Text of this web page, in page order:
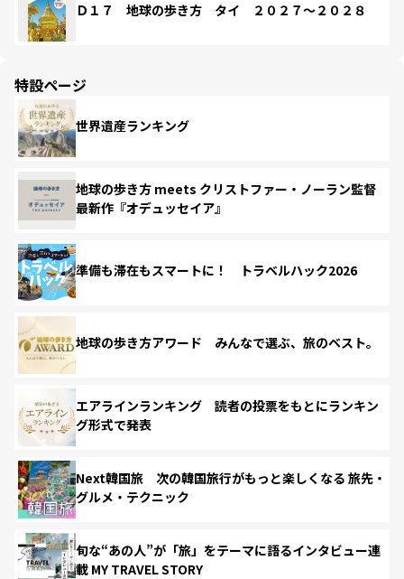
Ｄ１７ 地球の歩き方 タイ ２０２７～２０２８
特設ページ
世界遺産ランキング
地球の歩き方 meets クリストファー・ノーラン監督
最新作『オデュッセイア』
準備も滞在もスマートに！ トラベルハック2026
地球の歩き方アワード みんなで選ぶ、旅のベスト。
エアラインランキング 読者の投票をもとにランキン
グ形式で発表
Next韓国旅 次の韓国旅行がもっと楽しくなる 旅先・
グルメ・テクニック
旬な“あの人”が「旅」をテーマに語るインタビュー連
載 MY TRAVEL STORY